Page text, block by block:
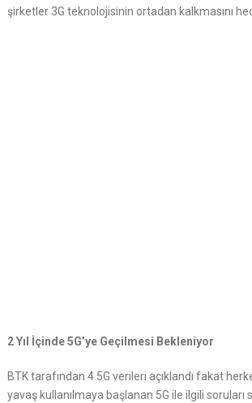
şirketler 3G teknolojisinin ortadan kalkmasını
2 Yıl İçinde 5G’ye Geçilmesi Bekleniyor
BTK tarafından 4.5G verileri açıklandı fakat
yavaş kullanılmaya başlanan 5G ile ilgili soruları